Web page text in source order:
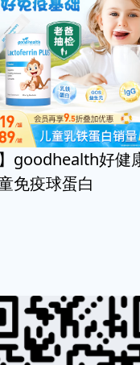
】goodhealth好健
免疫球蛋白